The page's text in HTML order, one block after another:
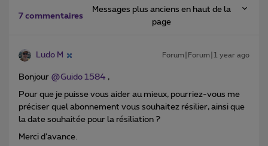
7 commentaires
Messages plus anciens en haut de la
page
Ludo M Forum|Forum|1 year ago
Bonjour ​ @Guido 1584 ,
Pour que je puisse vous aider au mieux, pourriez-vous me
préciser quel abonnement vous souhaitez résilier, ainsi que
la date souhaitée pour la résiliation ?
Merci d’avance.